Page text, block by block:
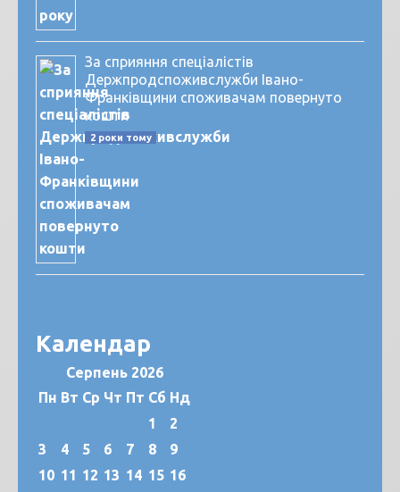
За сприяння спеціалістів
Держпродспоживслужби Івано-
Франківщини споживачам повернуто
кошти
2 роки тому
Календар
Серпень 2026
Пн Вт Ср Чт Пт Сб Нд
1
2
3
4 5 6 7 8
9
10 11 12 13 14 15 16